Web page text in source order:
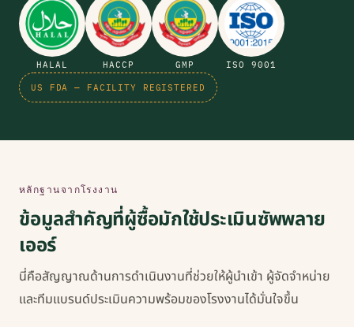
HALAL HACCP GMP ISO 9001
US FDA — FACILITY REGISTERED
หลักฐานจากโรงงาน
ข้อมูลสำคัญที่ผู้ซื้อมักใช้ประเมินซัพพลาย
เออร์
นี่คือสัญญาณด้านการดำเนินงานที่ช่วยให้ผู้นำเข้า ผู้จัดจำหน่าย
และทีมแบรนด์ประเมินความพร้อมของโรงงานได้มั่นใจขึ้น